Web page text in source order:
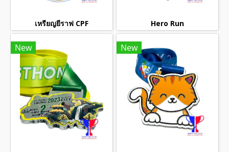
เหรียญยีราฟ CPF Hero Run
New New